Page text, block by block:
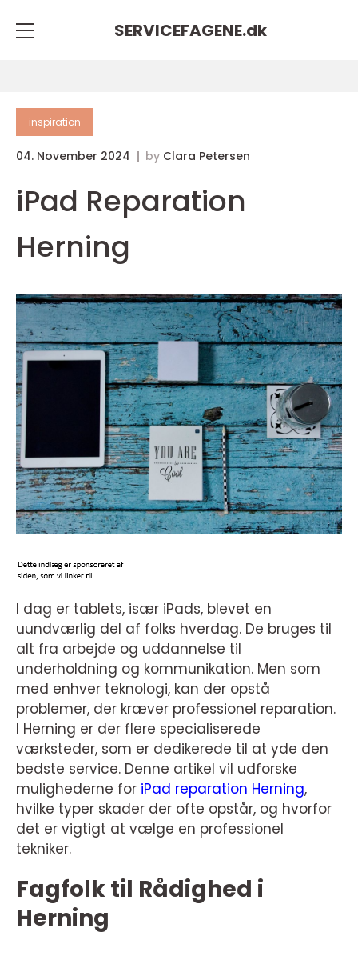
SERVICEFAGENE.dk
inspiration
04. November 2024 by Clara Petersen
iPad Reparation
Herning
I dag er tablets, især iPads, blevet en
uundværlig del af folks hverdag. De bruges til
alt fra arbejde og uddannelse til
underholdning og kommunikation. Men som
med enhver teknologi, kan der opstå
problemer, der kræver professionel reparation.
I Herning er der flere specialiserede
værksteder, som er dedikerede til at yde den
bedste service. Denne artikel vil udforske
mulighederne for iPad reparation Herning,
hvilke typer skader der ofte opstår, og hvorfor
det er vigtigt at vælge en professionel
tekniker.
Fagfolk til Rådighed i
Herning